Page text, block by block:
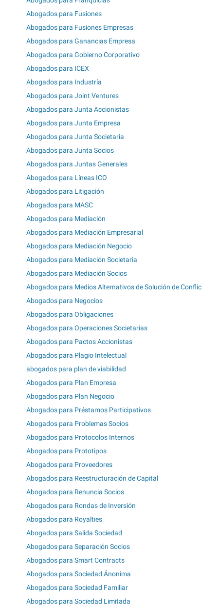
Abogados para Fusiones
Abogados para Fusiones Empresas
Abogados para Ganancias Empresa
Abogados para Gobierno Corporativo
Abogados para ICEX
Abogados para Industría
Abogados para Joint Ventures
Abogados para Junta Accionistas
Abogados para Junta Empresa
Abogados para Junta Societaria
Abogados para Junta Socios
Abogados para Juntas Generales
Abogados para Líneas ICO
Abogados para Litigación
Abogados para MASC
Abogados para Mediación
Abogados para Mediación Empresarial
Abogados para Mediación Negocio
Abogados para Mediación Societaria
Abogados para Mediación Socios
Abogados para Medios Alternativos de Solución de Conflic
Abogados para Negocios
Abogados para Obligaciones
Abogados para Operaciones Societarias
Abogados para Pactos Accionistas
Abogados para Plagio Intelectual
abogados para plan de viabilidad
Abogados para Plan Empresa
Abogados para Plan Negocio
Abogados para Préstamos Participativos
Abogados para Problemas Socios
Abogados para Protocolos Internos
Abogados para Prototipos
Abogados para Proveedores
Abogados para Reestructuración de Capital
Abogados para Renuncia Socios
Abogados para Rondas de Inversión
Abogados para Royalties
Abogados para Salida Sociedad
Abogados para Separación Socios
Abogados para Smart Contracts
Abogados para Sociedad Ánonima
Abogados para Sociedad Familiar
Abogados para Sociedad Limitada